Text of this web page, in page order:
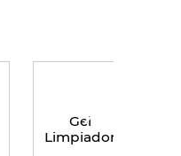
Gel
Limpiador